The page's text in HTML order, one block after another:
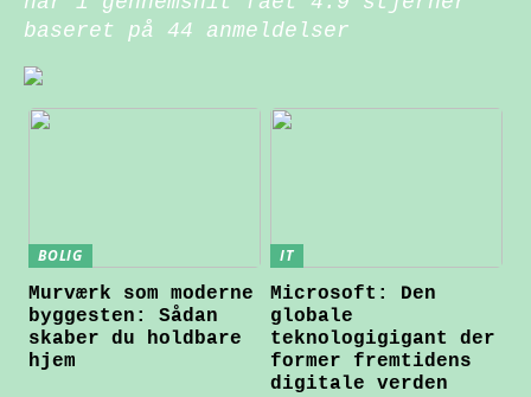
baseret på 44 anmeldelser
BOLIG
Murværk som moderne
byggesten: Sådan
skaber du holdbare
hjem
IT
Microsoft: Den
globale
teknologigigant der
former fremtidens
digitale verden